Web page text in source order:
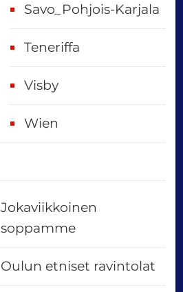
Savo_Pohjois-Karjala
Teneriffa
Visby
Wien
Jokaviikkoinen
soppamme
Oulun etniset ravintolat